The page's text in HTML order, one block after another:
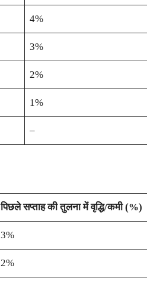
4%
3%
2%
1%
–
पिछले सप्ताह की तुलना में वृद्धि/कमी (%)
3%
2%